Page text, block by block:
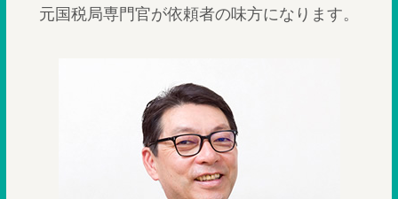
元国税局専門官が依頼者の味方になります。